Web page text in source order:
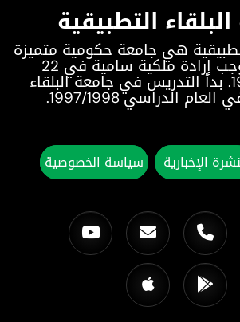
التطبيقية
هي جامعة حكومية متميزة
تأسست بموجب إرادة ملكية سامية في 22
أغسطس 1996. بدأ التدريس في جامعة البلقاء
الدراسي 1997/1998.
الإخبارية سياسة الخصوصية